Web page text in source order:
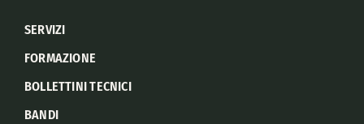
SERVIZI
FORMAZIONE
BOLLETTINI TECNICI
BANDI